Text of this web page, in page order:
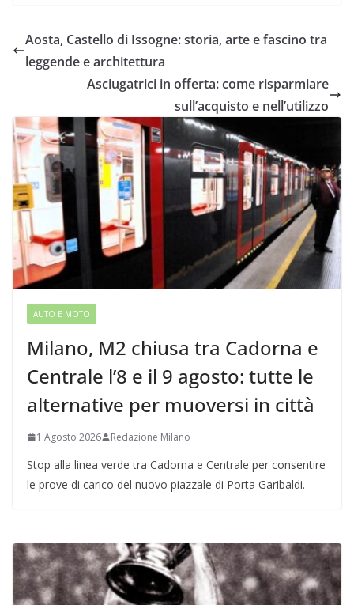
Aosta, Castello di Issogne: storia, arte e fascino tra
leggende e architettura
Asciugatrici in offerta: come risparmiare
sull’acquisto e nell’utilizzo
AUTO E MOTO
Milano, M2 chiusa tra Cadorna e
Centrale l’8 e il 9 agosto: tutte le
alternative per muoversi in città
1 Agosto 2026 Redazione Milano
Stop alla linea verde tra Cadorna e Centrale per consentire
le prove di carico del nuovo piazzale di Porta Garibaldi.